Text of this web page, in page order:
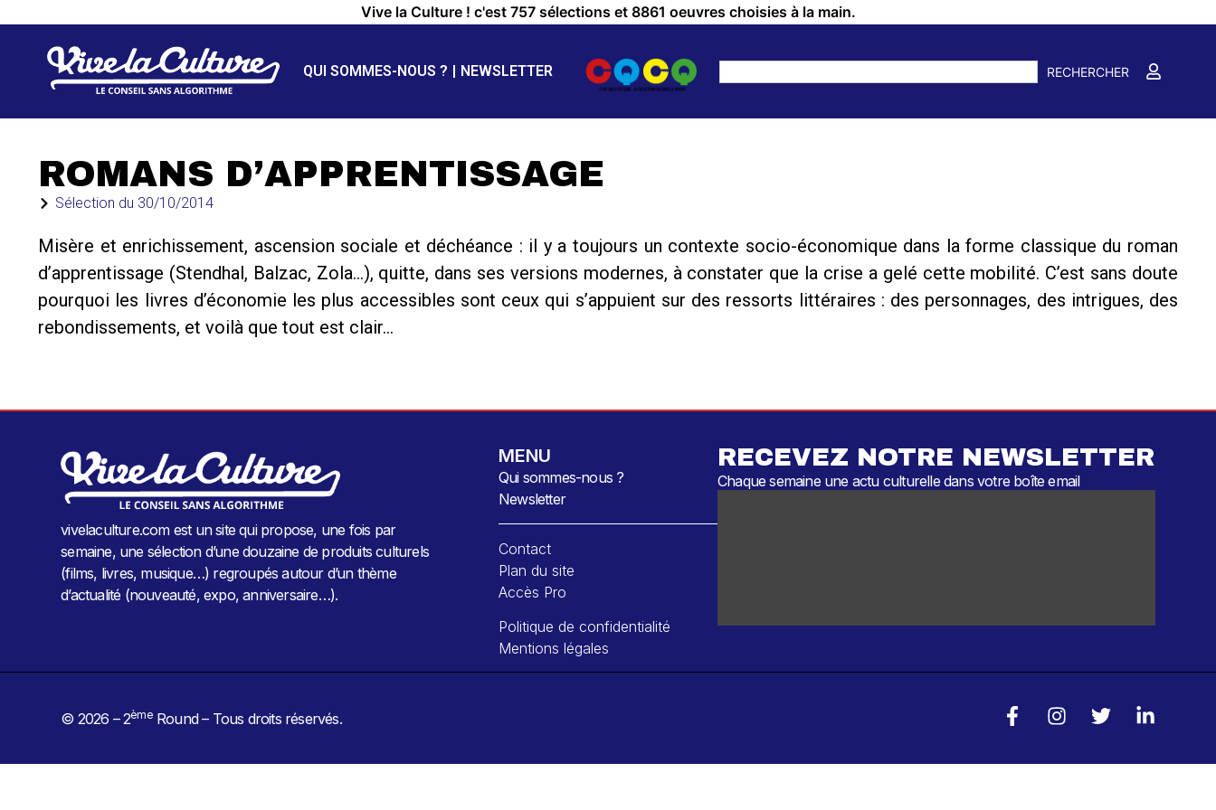
Vive la Culture ! c'est 757 sélections et 8861 oeuvres choisies à la main.
QUI SOMMES-NOUS ? NEWSLETTER RECHERCHER
ROMANS D’APPRENTISSAGE
Sélection du 30/10/2014
Misère et enrichissement, ascension sociale et déchéance : il y a toujours un contexte socio-économique dans la forme classique du roman
d’apprentissage (Stendhal, Balzac, Zola…), quitte, dans ses versions modernes, à constater que la crise a gelé cette mobilité. C’est sans doute
pourquoi les livres d’économie les plus accessibles sont ceux qui s’appuient sur des ressorts littéraires : des personnages, des intrigues, des
rebondissements, et voilà que tout est clair…
vivelaculture.com est un site qui propose, une fois par
semaine, une sélection d’une douzaine de produits culturels
(films, livres, musique…) regroupés autour d’un thème
d’actualité (nouveauté, expo, anniversaire…).
MENU
Qui sommes-nous ?
Newsletter
Contact
Plan du site
Accès Pro
Politique de confidentialité
Mentions légales
RECEVEZ NOTRE NEWSLETTER
Chaque semaine une actu culturelle dans votre boîte email
© 2026 – 2èmeRound – Tous droits réservés.